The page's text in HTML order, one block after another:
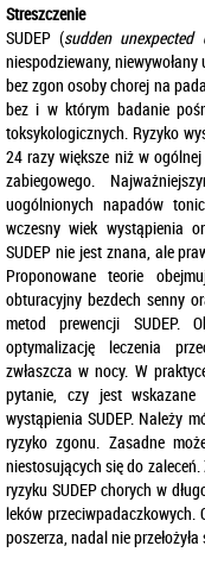
Streszczenie
SUDEP (sudden
niespodziewany,
bez zgon osoby chorej na
bez i w którym badanie
toksykologicznych. Ryzyko
24 razy większe niż w
zabiegowego.
uogólnionych napadów
wczesny wiek wystąpienia
SUDEP nie jest znana, ale
Proponowane teorie
obturacyjny bezdech senny
metod prewencji SUDEP.
optymalizację leczenia
zwłaszcza w nocy. W
pytanie, czy jest
wystąpienia SUDEP. Należy
ryzyko zgonu. Zasadne
niestosujących się do
ryzyku SUDEP chorych w
leków przeciwpadaczkowych.
poszerza, nadal nie